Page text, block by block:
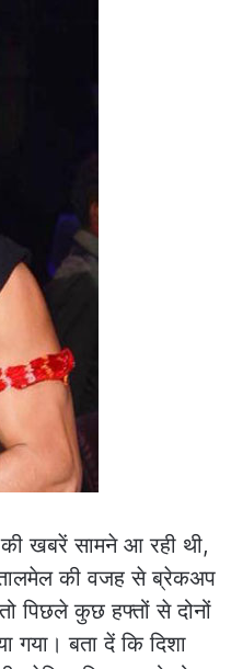
खबरें सामने आ रही थी,
तालमेल की वजह से ब्रेकअप
पिछले कुछ हफ्तों से दोनों
बता दें कि दिशा